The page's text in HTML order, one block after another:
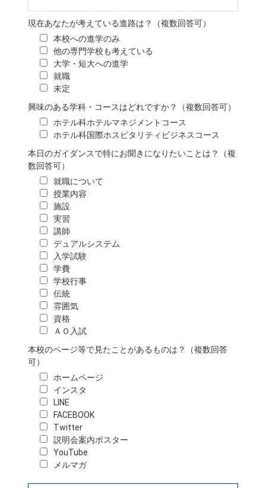
現在あなたが考えている進路は？（複数回答可）
本校への進学のみ
他の専門学校も考えている
大学・短大への進学
就職
未定
興味のある学科・コースはどれですか？（複数回答可）
ホテル科ホテルマネジメントコース
ホテル科国際ホスピタリティビジネスコース
本日のガイダンスで特にお聞きになりたいことは？（複
数回答可）
就職について
授業内容
施設
実習
講師
デュアルシステム
入学試験
学費
学校行事
伝統
雰囲気
資格
ＡＯ入試
本校のページ等で見たことがあるものは？（複数回答
可）
ホームページ
インスタ
LINE
FACEBOOK
Twitter
説明会案内ポスター
YouTube
メルマガ